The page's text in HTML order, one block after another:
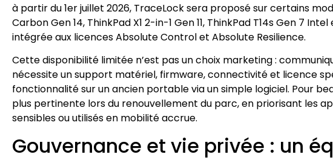
à partir du 1er juillet 2026, TraceLock sera proposé sur certains
Carbon Gen 14, ThinkPad X1 2-in-1 Gen 11, ThinkPad T14s Gen 7
intégrée aux licences Absolute Control et Absolute Resilience.
Cette disponibilité limitée n’est pas un choix marketing :
nécessite un support matériel, firmware, connectivité et licence
fonctionnalité sur un ancien portable via un simple logiciel. Pour
plus pertinente lors du renouvellement du parc, en priorisant les
sensibles ou utilisés en mobilité accrue.
Gouvernance et vie privée : un